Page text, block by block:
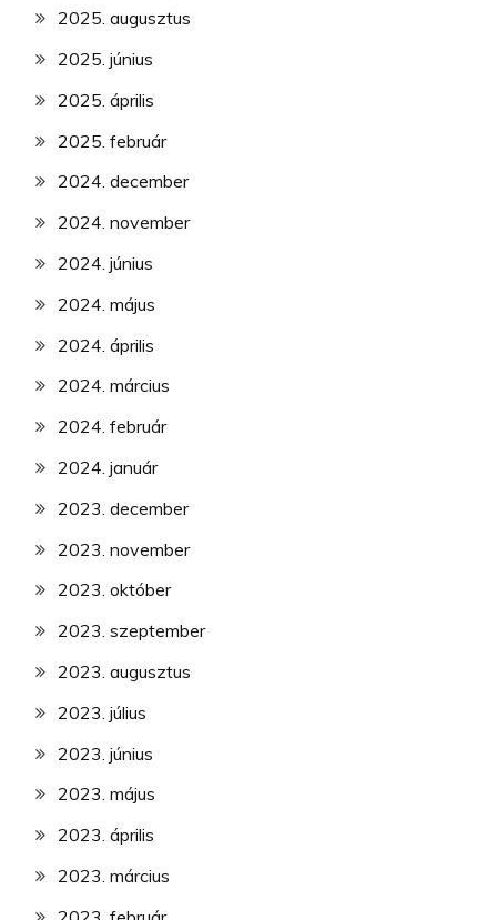
2025. augusztus
2025. június
2025. április
2025. február
2024. december
2024. november
2024. június
2024. május
2024. április
2024. március
2024. február
2024. január
2023. december
2023. november
2023. október
2023. szeptember
2023. augusztus
2023. július
2023. június
2023. május
2023. április
2023. március